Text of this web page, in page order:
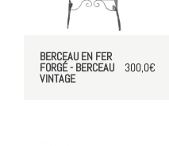
BERCEAU EN FER
FORGÉ - BERCEAU
VINTAGE
300,0€